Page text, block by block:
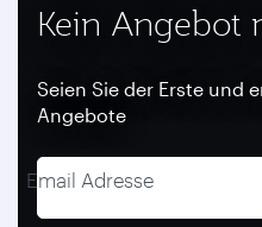
Kein Angebot
Seien Sie der Erste und
Angebote
Email Adresse